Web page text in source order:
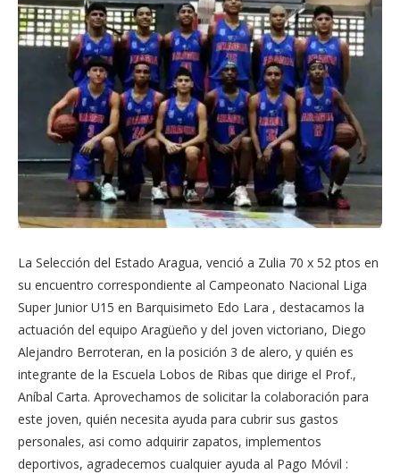
La Selección del Estado Aragua, venció a Zulia 70 x 52 ptos en
su encuentro correspondiente al Campeonato Nacional Liga
Super Junior U15 en Barquisimeto Edo Lara , destacamos la
actuación del equipo Aragüeño y del joven victoriano, Diego
Alejandro Berroteran, en la posición 3 de alero, y quién es
integrante de la Escuela Lobos de Ribas que dirige el Prof.,
Aníbal Carta. Aprovechamos de solicitar la colaboración para
este joven, quién necesita ayuda para cubrir sus gastos
personales, asi como adquirir zapatos, implementos
deportivos, agradecemos cualquier ayuda al Pago Móvil :